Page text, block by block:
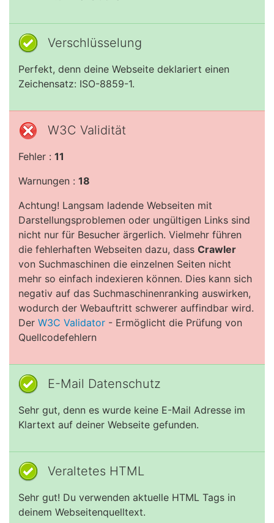
Verschlüsselung
Perfekt, denn deine Webseite deklariert einen
Zeichensatz: ISO-8859-1.
W3C Validität
Fehler : 11
Warnungen : 18
Achtung! Langsam ladende Webseiten mit
Darstellungsproblemen oder ungültigen Links sind
nicht nur für Besucher ärgerlich. Vielmehr führen
die fehlerhaften Webseiten dazu, dass Crawler
von Suchmaschinen die einzelnen Seiten nicht
mehr so einfach indexieren können. Dies kann sich
negativ auf das Suchmaschinenranking auswirken,
wodurch der Webauftritt schwerer auffindbar wird.
Der W3C Validator - Ermöglicht die Prüfung von
Quellcodefehlern
E-Mail Datenschutz
Sehr gut, denn es wurde keine E-Mail Adresse im
Klartext auf deiner Webseite gefunden.
Veraltetes HTML
Sehr gut! Du verwenden aktuelle HTML Tags in
deinem Webseitenquelltext.